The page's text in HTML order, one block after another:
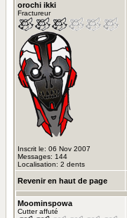
orochi ikki
Fractureur
Inscrit le: 06 Nov 2007
Messages: 144
Localisation: 2 dents
Revenir en haut de page
Moominspowa
Cutter affuté